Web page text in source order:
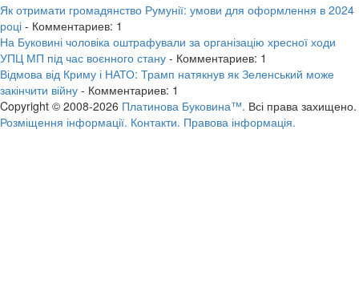
Як отримати громадянство Румунії: умови для оформлення в 2024
році - Комментариев: 1
На Буковині чоловіка оштрафували за організацію хресної ходи
УПЦ МП під час воєнного стану - Комментариев: 1
Відмова від Криму і НАТО: Трамп натякнув як Зеленський може
закінчити війну - Комментариев: 1
Copyright © 2008-2026 Платинова Буковина™. Всі права захищено.
Розміщення інформації. Контакти. Правова інформація.